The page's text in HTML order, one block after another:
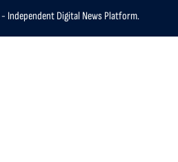
Independent Digital News Platform.